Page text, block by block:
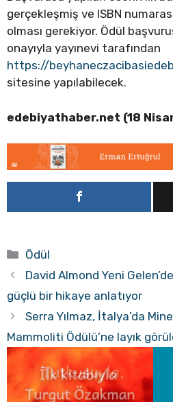
gerçekleşmiş ve ISBN
olması gerekiyor. Ödül
onayıyla yayınevi tarafından
https://
sitesine yapılabilecek.
edebiyathaber.net (18
Kategoriler
Ödül
David Almond Yeni
güçlü bir hikaye anlatıyor
Serra Yılmaz, İtalya’da
Mammoliti Ödülü’ne layık